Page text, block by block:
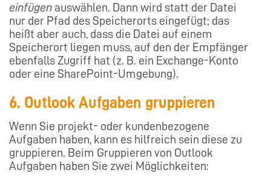
einfügen auswählen. Dann wird statt der Datei
nur der Pfad des Speicherorts eingefügt; das
heißt aber auch, dass die Datei auf einem
Speicherort liegen muss, auf den der Empfänger
ebenfalls Zugriff hat (z. B. ein Exchange-Konto
oder eine SharePoint-Umgebung).
6. Outlook Aufgaben gruppieren
Wenn Sie projekt- oder kundenbezogene
Aufgaben haben, kann es hilfreich sein diese zu
gruppieren. Beim Gruppieren von Outlook
Aufgaben haben Sie zwei Möglichkeiten: